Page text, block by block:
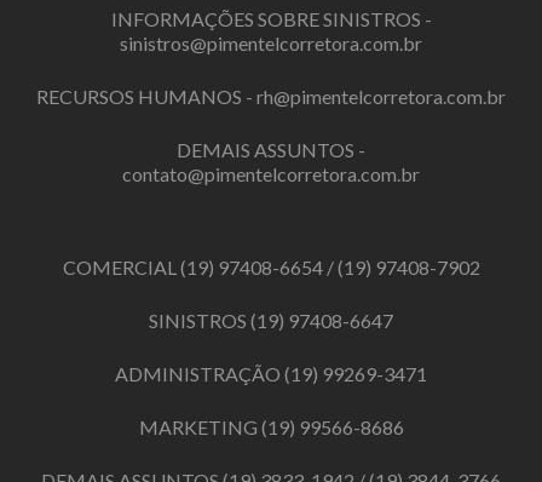
INFORMAÇÕES SOBRE SINISTROS -
sinistros@pimentelcorretora.com.br
RECURSOS HUMANOS - rh@pimentelcorretora.com.br
DEMAIS ASSUNTOS -
contato@pimentelcorretora.com.br
COMERCIAL(19) 97408-6654/(19) 97408-7902
SINISTROS (19) 97408-6647
ADMINISTRAÇÃO (19) 99269-3471
MARKETING (19) 99566-8686